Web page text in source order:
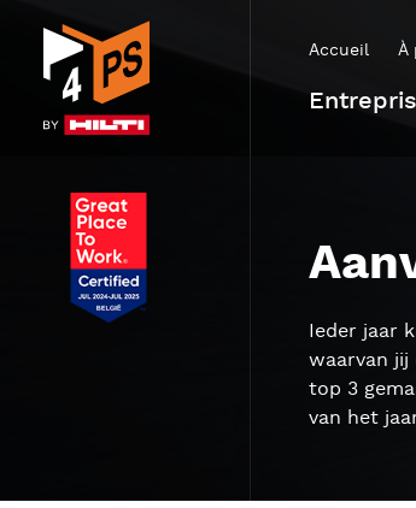
Accueil À
Ieder jaar
waarvan jij
top 3
van het